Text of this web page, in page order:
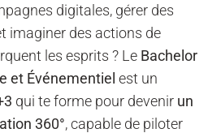
digitales, gérer des
imaginer des actions de
les esprits ? Le Bachelor
et Événementiel est un
qui te forme pour devenir un
360°, capable de piloter